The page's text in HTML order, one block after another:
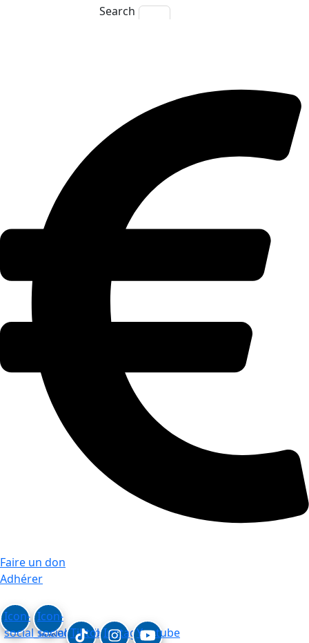
Faire un don
Adhérer
Icon-
social_linkedin
Icon-
social_facebook
TiktokInstagramYoutube
Search